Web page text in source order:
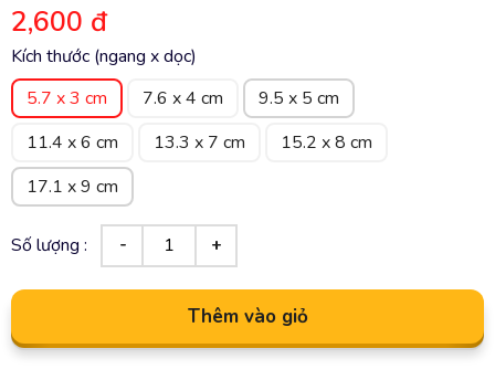
2,600 đ
Kích thước (ngang x dọc)
5.7 x 3 cm
7.6 x 4 cm
9.5 x 5 cm
11.4 x 6 cm
13.3 x 7 cm
15.2 x 8 cm
17.1 x 9 cm
Số lượng :
Thêm vào giỏ